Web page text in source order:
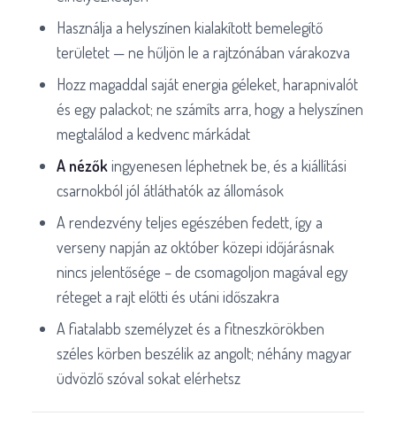
Használja a helyszínen kialakított bemelegítő
területet — ne hűljön le a rajtzónában várakozva
Hozz magaddal saját energia géleket, harapnivalót
és egy palackot; ne számíts arra, hogy a helyszínen
megtalálod a kedvenc márkádat
A nézőkingyenesen léphetnek be, és a kiállítási
csarnokból jól átláthatók az állomások
A rendezvény teljes egészében fedett, így a
verseny napján az október közepi időjárásnak
nincs jelentősége – de csomagoljon magával egy
réteget a rajt előtti és utáni időszakra
A fiatalabb személyzet és a fitneszkörökben
széles körben beszélik az angolt; néhány magyar
üdvözlő szóval sokat elérhetsz